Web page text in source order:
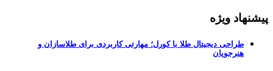
پیشنهاد ویژه
طراحی دیجیتال طلا با کورل؛ مهارتی کاربردی برای طلاسازان و
هنرجویان